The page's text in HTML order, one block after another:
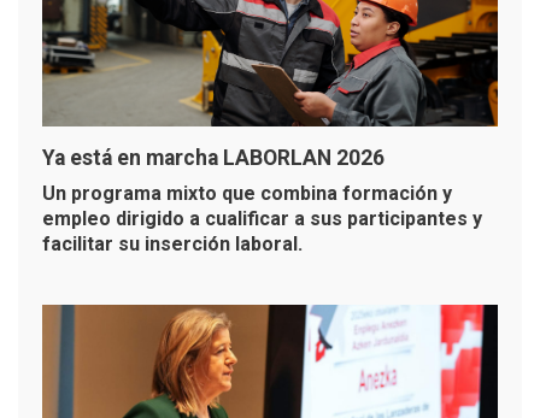
Ya está en marcha LABORLAN 2026
Un programa mixto que combina formación y
empleo dirigido a cualificar a sus participantes y
facilitar su inserción laboral.